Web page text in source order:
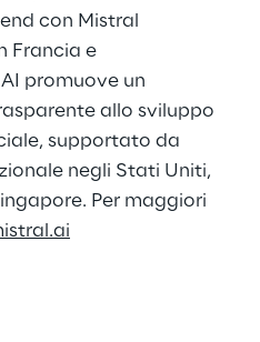
con Mistral
Francia e
promuove un
allo sviluppo
supportato da
negli Stati Uniti,
Per maggiori